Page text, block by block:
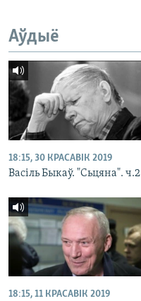
Аўдыё
18:15, 30 КРАСАВІК 2019
Васіль Быкаў. "Сьцяна". ч.2
18:15, 11 КРАСАВІК 2019